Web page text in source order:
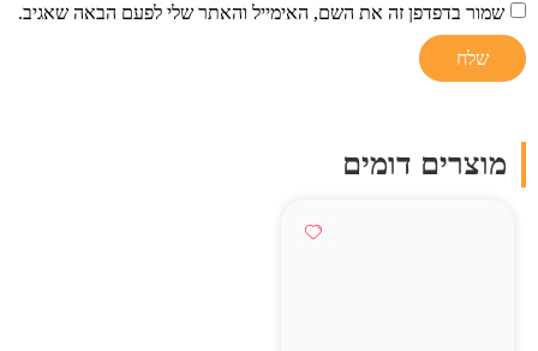
שמור בדפדפן זה את השם, האימייל והאתר שלי לפעם הבאה שאגיב.
מוצרים דומים